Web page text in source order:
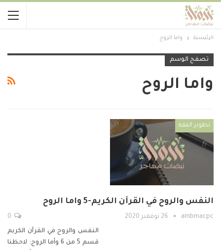
الرئيسية واما الروح
تصفح الوسم
واما الروح
تطوير الفقه
النفس والروح في القرآن الكريم-5 واما الروح
ambmacpc 26 نوفمبر 2020
النفس والروح في القرآن الكريم
قسم 5 من 6
وأما الروح: لاحظنا